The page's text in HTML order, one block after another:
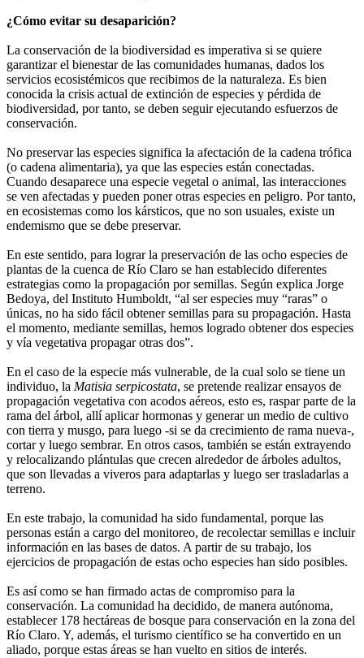
¿Cómo evitar su desaparición?
La conservación de la biodiversidad es imperativa si se quiere
garantizar el bienestar de las comunidades humanas, dados los
servicios ecosistémicos que recibimos de la naturaleza. Es bien
conocida la crisis actual de extinción de especies y pérdida de
biodiversidad, por tanto, se deben seguir ejecutando esfuerzos de
conservación.
No preservar las especies significa la afectación de la cadena trófica
(o cadena alimentaria), ya que las especies están conectadas.
Cuando desaparece una especie vegetal o animal, las interacciones
se ven afectadas y pueden poner otras especies en peligro. Por tanto,
en ecosistemas como los kársticos, que no son usuales, existe un
endemismo que se debe preservar.
En este sentido, para lograr la preservación de las ocho especies de
plantas de la cuenca de Río Claro se han establecido diferentes
estrategias como la propagación por semillas. Según explica Jorge
Bedoya, del Instituto Humboldt, “al ser especies muy “raras” o
únicas, no ha sido fácil obtener semillas para su propagación. Hasta
el momento, mediante semillas, hemos logrado obtener dos especies
y vía vegetativa propagar otras dos”.
En el caso de la especie más vulnerable, de la cual solo se tiene un
individuo, la Matisia serpicostata, se pretende realizar ensayos de
propagación vegetativa con acodos aéreos, esto es, raspar parte de la
rama del árbol, allí aplicar hormonas y generar un medio de cultivo
con tierra y musgo, para luego -si se da crecimiento de rama nueva-,
cortar y luego sembrar. En otros casos, también se están extrayendo
y relocalizando plántulas que crecen alrededor de árboles adultos,
que son llevadas a viveros para adaptarlas y luego ser trasladarlas a
terreno.
En este trabajo, la comunidad ha sido fundamental, porque las
personas están a cargo del monitoreo, de recolectar semillas e incluir
información en las bases de datos. A partir de su trabajo, los
ejercicios de propagación de estas ocho especies han sido posibles.
Es así como se han firmado actas de compromiso para la
conservación. La comunidad ha decidido, de manera autónoma,
establecer 178 hectáreas de bosque para conservación en la zona del
Río Claro. Y, además, el turismo científico se ha convertido en un
aliado, porque estas áreas se han vuelto en sitios de interés.